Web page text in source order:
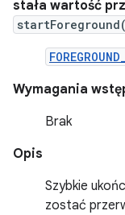
stała wartość
Wymagania
Brak
Opis
Szybkie
zostać